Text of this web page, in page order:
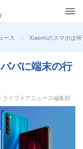
ース > Xiaomiのスマホは何
バに端末の行
ライブドアニュース編集部